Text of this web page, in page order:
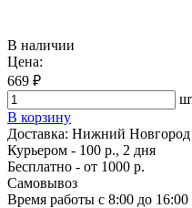
В наличии
Цена:
669 ₽
В корзину
Доставка: Нижний Новгород
Курьером - 100 р., 2 дня
Бесплатно - от 1000 р.
Самовывоз
Время работы с 8:00 до 16:00